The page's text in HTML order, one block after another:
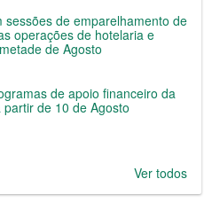
sessões de emparelhamento de
operações de hotelaria e
de Agosto
de apoio financeiro da
de 10 de Agosto
Ver todos